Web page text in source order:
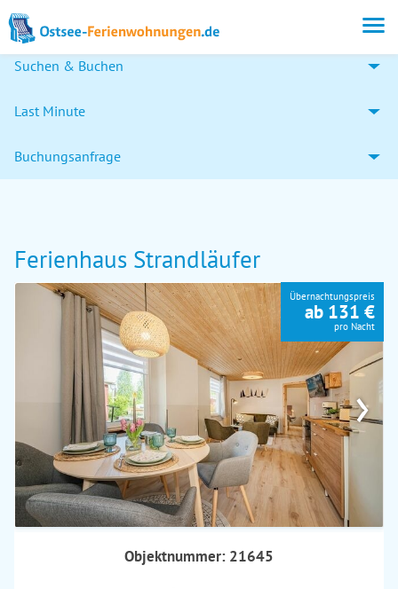
Suchen & Buchen
Last Minute
Buchungsanfrage
Ferienhaus Strandläufer
›
Übernachtungspreis
ab 131 €
pro Nacht
Objektnummer: 21645